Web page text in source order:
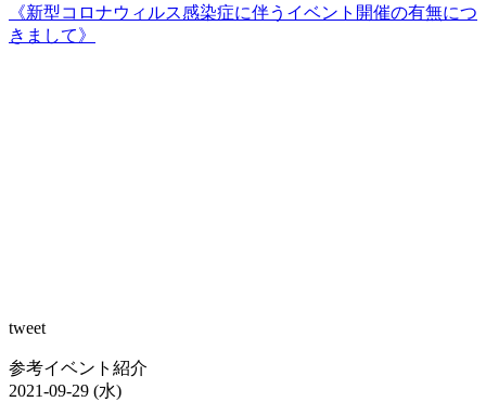
《新型コロナウィルス感染症に伴うイベント開催の有無につ
きまして》
tweet
参考イベント紹介
2021-09-29 (水)